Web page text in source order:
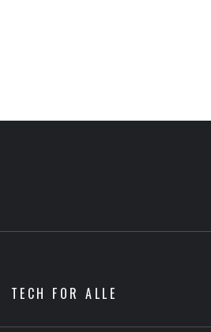
TECH FOR ALLE